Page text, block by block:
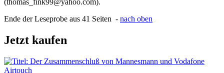
(thomas_fink99@yahoo.com).
Ende der Leseprobe aus 41 Seiten - nach oben
Jetzt kaufen